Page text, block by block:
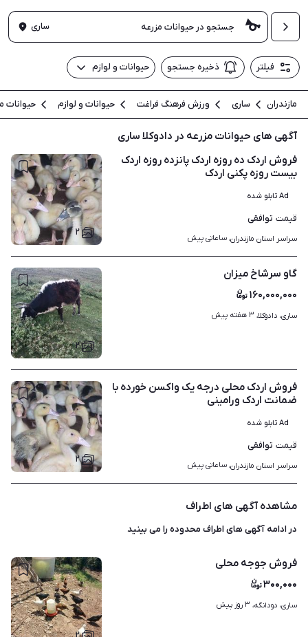
ساری
فیلتر ذخیره جستجو حیوانات و لوازم
مازندران ساری ورزش فرهنگ فراغت حیوانات و لوازم حیوانات
آگهی های حیوانات مزرعه در دادوکلا ساری
۲
فروش اردک ده روزه اردک پانزده روزه اردک
بیست روزه پکنی اردک
Ad تابلو شده
قیمت توافقی
سراسر استان مازندران، ساعاتی پیش
۲
گاو سرشاخ میزان
۱۶۰,۰۰۰,۰۰۰
ساری، دادوکلا، ۳ هفته پیش
۲
فروش اردک محلی درجه یک واکسن خورده با
ضمانت اردک ورامینی
Ad تابلو شده
قیمت توافقی
سراسر استان مازندران، ساعاتی پیش
مشاهده آگهی های اطراف
در ادامه آگهی هایاطراف محدودهرا می بینید
فروش جوجه محلی
۳۰۰,۰۰۰
ساری، دودانگه، ۳ روز پیش